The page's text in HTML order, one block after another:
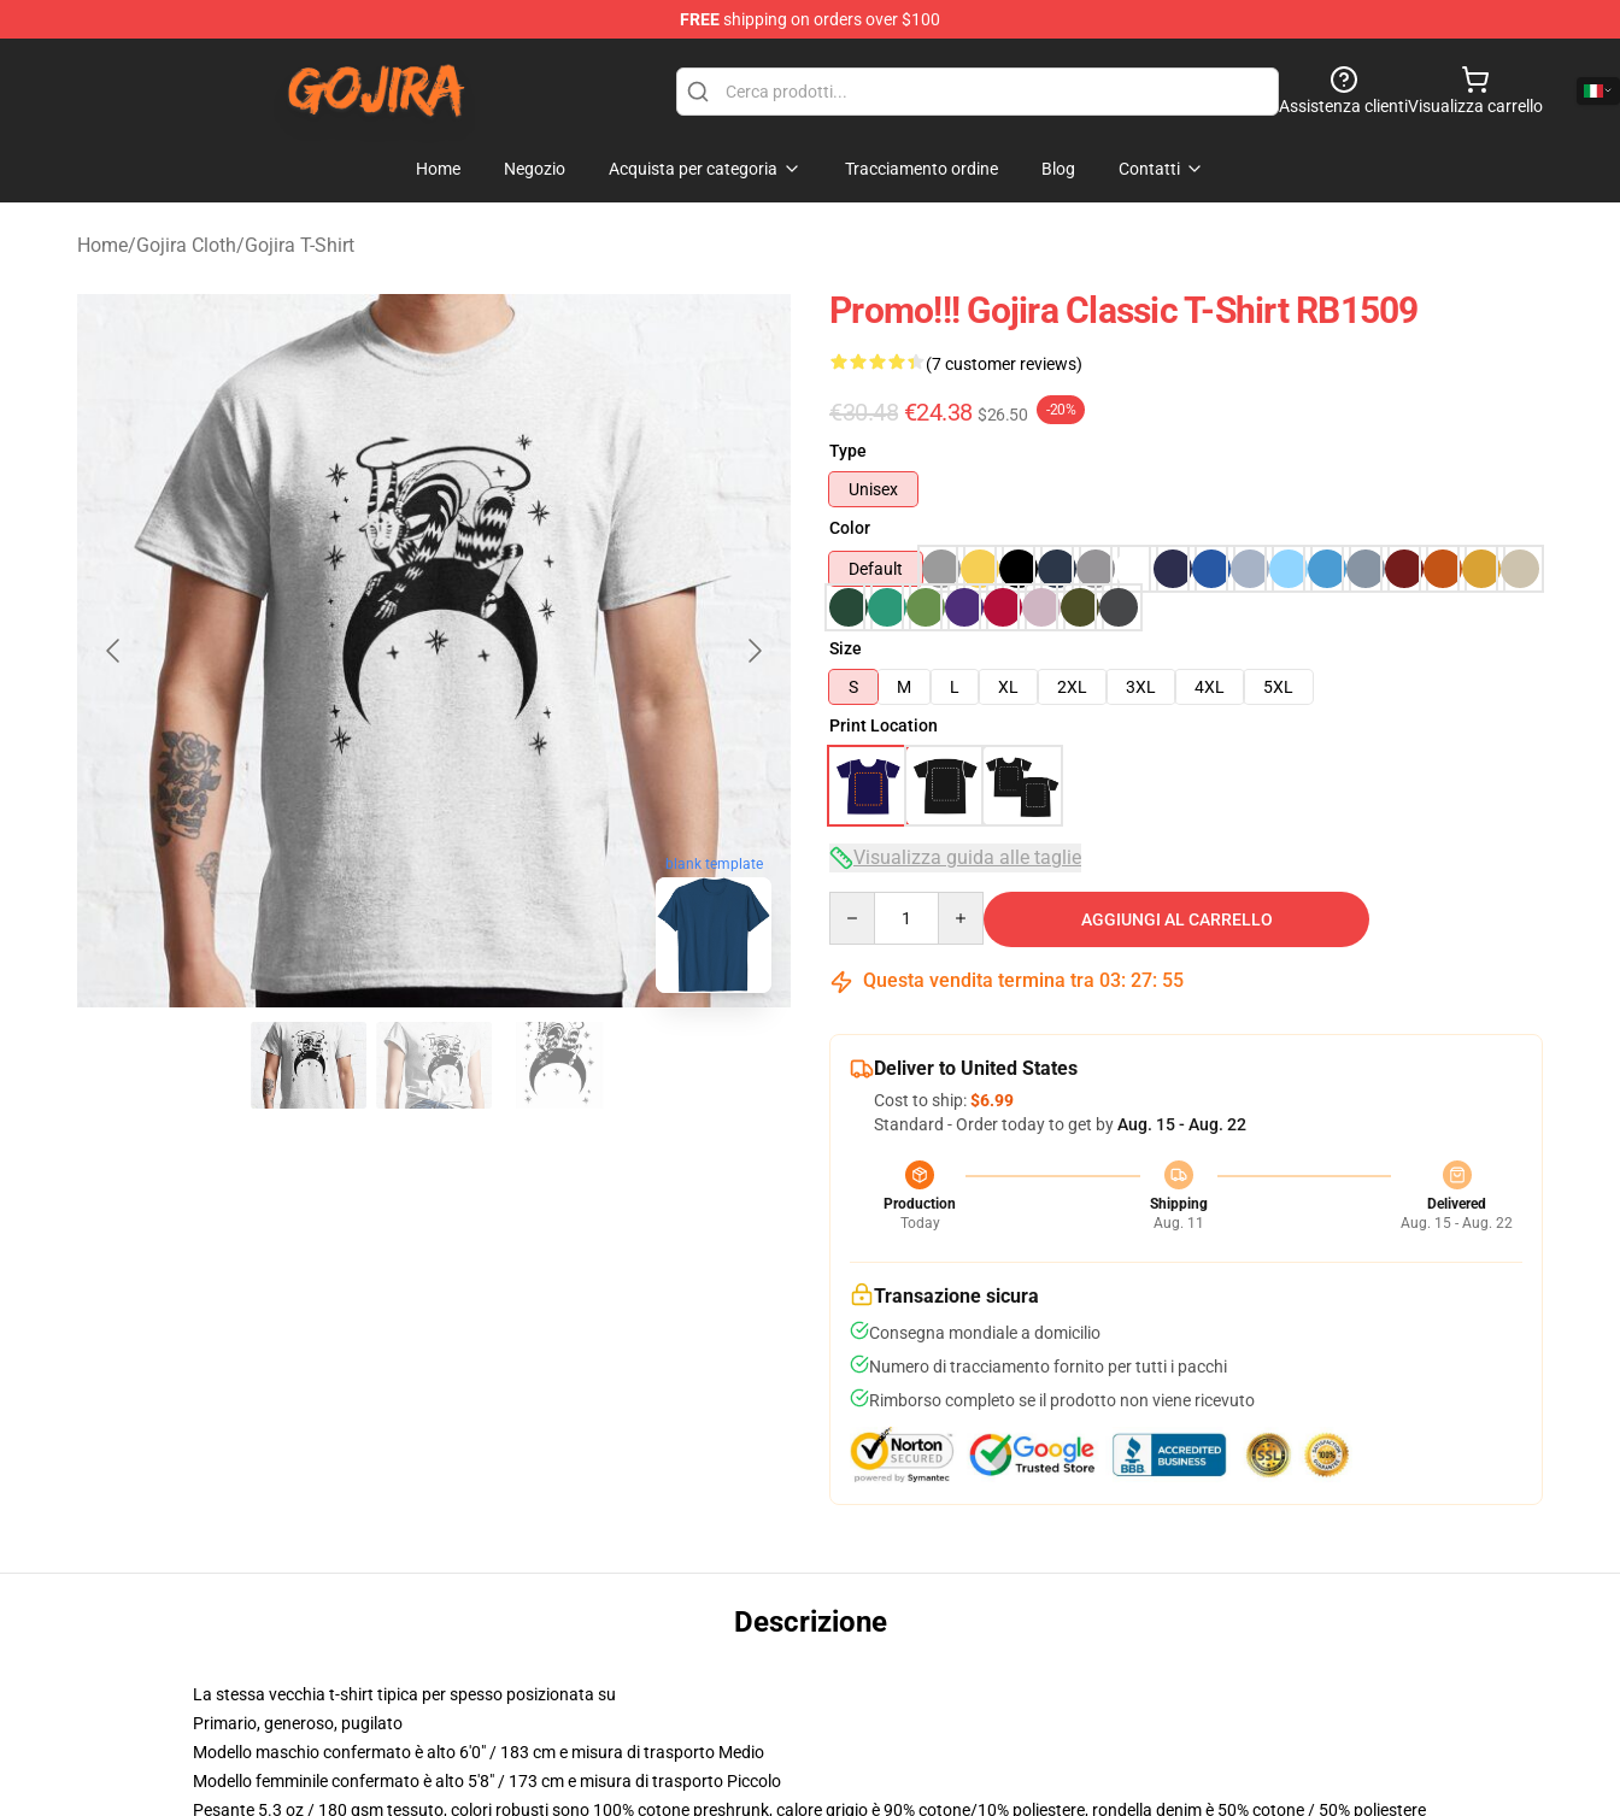
FREEshipping on orders over $100
Assistenza clientiVisualizza carrello
Home Negozio Acquista per categoria Tracciamento ordine Blog Contatti
Home/Gojira Cloth/Gojira T-Shirt
blank template
Promo!!! Gojira Classic T-Shirt RB1509
(7 customer reviews)
€30.48 €24.38 $26.50 -20%
Type
Unisex
Color
Default
Size
S
M L XL 2XL 3XL 4XL
5XL
Print Location
Visualizza guida alle taglie
AGGIUNGI AL CARRELLO
Questa vendita termina tra 03: 27: 54
Deliver to United States
Cost to ship:$6.99
Standard - Order today to get byAug. 15 - Aug. 22
Production
Today
Shipping
Aug. 11
Delivered
Aug. 15 - Aug. 22
Transazione sicura
Consegna mondiale a domicilio
Numero di tracciamento fornito per tutti i pacchi
Rimborso completo se il prodotto non viene ricevuto
Descrizione
La stessa vecchia t-shirt tipica per spesso posizionata su
Primario, generoso, pugilato
Modello maschio confermato è alto 6'0" / 183 cm e misura di trasporto Medio
Modello femminile confermato è alto 5'8" / 173 cm e misura di trasporto Piccolo
Pesante 5.3 oz / 180 gsm tessuto, colori robusti sono 100% cotone preshrunk, calore grigio è 90% cotone/10% poliestere, rondella denim è 50% cotone / 50% poliestere